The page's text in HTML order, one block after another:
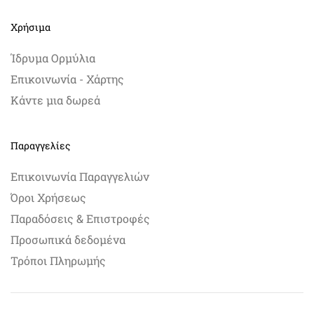
Χρήσιμα
Ίδρυμα Ορμύλια
Επικοινωνία - Χάρτης
Κάντε μια δωρεά
Παραγγελίες
Επικοινωνία Παραγγελιών
Όροι Χρήσεως
Παραδόσεις & Επιστροφές
Προσωπικά δεδομένα
Τρόποι Πληρωμής